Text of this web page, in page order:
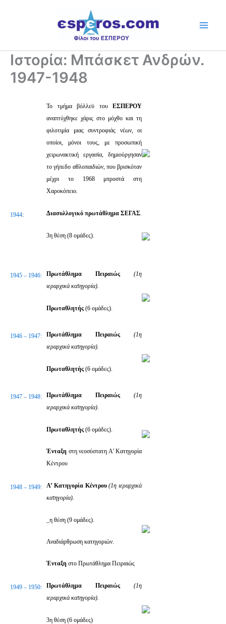
Ιστορία: Μπάσκετ Ανδρών.
1947-1948
Το τμήμα βόλλεϋ τουΕΣΠΕΡΟΥ
αναπτύχθηκε χάρις στο μόχθο και τη
φιλοτιμία μιας συντροφιάς νέων, οι
οποίοι, μόνοι τους, με προσωπική
χειρωνακτική εργασία, δημιούργησαν
το γήπεδο αθλοπαιδιών, που βρισκόταν
μέχρι το 1968 μπροστά στη
Χαροκόπειο.
1944: Διασυλλογικό πρωτάθλημα ΣΕΓΑΣ.
3η θέση (8 ομάδες).
1945 – 1946: Πρωτάθλημα Πειραιώς (1η
ιεραρχικά κατηγορία).
Πρωταθλητής (6 ομάδες).
1946 – 1947: Πρωτάθλημα Πειραιώς (1η
ιεραρχικά κατηγορία).
Πρωταθλητής (6 ομάδες).
1947 – 1948: Πρωτάθλημα Πειραιώς (1η
ιεραρχικά κατηγορία).
Πρωταθλητής (6 ομάδες).
Ένταξη στη νεοσύστατη Α’ Κατηγορία
Κέντρου
1948 – 1949: Α’ Κατηγορία Κέντρου(1η ιεραρχικά
κατηγορία).
_η θέση (9 ομάδες).
Αναδιάρθρωση κατηγοριών.
Ένταξη στο Πρωτάθλημα Πειραιώς
1949 – 1950: Πρωτάθλημα Πειραιώς (1η
ιεραρχικά κατηγορία).
3η θέση (6 ομάδες)